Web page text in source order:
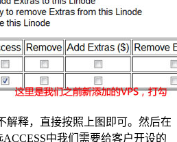
解释，直接按照上图即可。然后在
ACCESS中我们需要给客户开设的